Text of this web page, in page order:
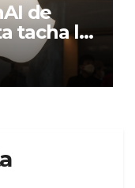
de
tacha la
y